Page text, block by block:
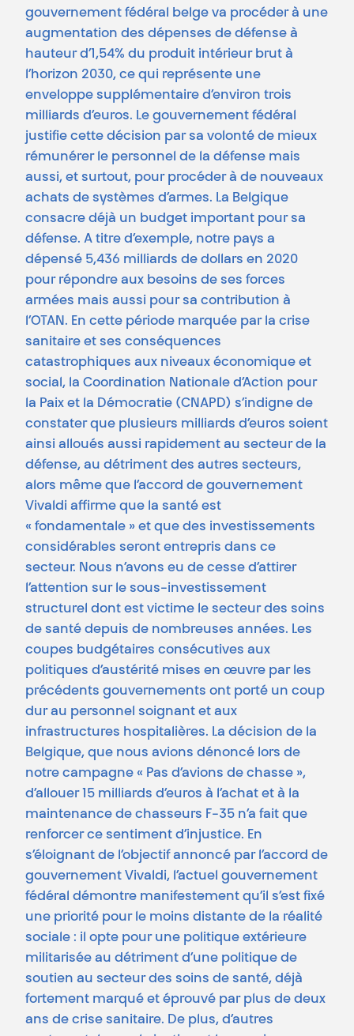
gouvernement fédéral belge va procéder à une
augmentation des dépenses de défense à
hauteur d’1,54% du produit intérieur brut à
l’horizon 2030, ce qui représente une
enveloppe supplémentaire d’environ trois
milliards d’euros. Le gouvernement fédéral
justifie cette décision par sa volonté de mieux
rémunérer le personnel de la défense mais
aussi, et surtout, pour procéder à de nouveaux
achats de systèmes d’armes. La Belgique
consacre déjà un budget important pour sa
défense. A titre d’exemple, notre pays a
dépensé 5,436 milliards de dollars en 2020
pour répondre aux besoins de ses forces
armées mais aussi pour sa contribution à
l’OTAN. En cette période marquée par la crise
sanitaire et ses conséquences
catastrophiques aux niveaux économique et
social, la Coordination Nationale d’Action pour
la Paix et la Démocratie (CNAPD) s’indigne de
constater que plusieurs milliards d’euros soient
ainsi alloués aussi rapidement au secteur de la
défense, au détriment des autres secteurs,
alors même que l’accord de gouvernement
Vivaldi affirme que la santé est
« fondamentale » et que des investissements
considérables seront entrepris dans ce
secteur. Nous n’avons eu de cesse d’attirer
l’attention sur le sous-investissement
structurel dont est victime le secteur des soins
de santé depuis de nombreuses années. Les
coupes budgétaires consécutives aux
politiques d’austérité mises en œuvre par les
précédents gouvernements ont porté un coup
dur au personnel soignant et aux
infrastructures hospitalières. La décision de la
Belgique, que nous avions dénoncé lors de
notre campagne « Pas d’avions de chasse »,
d’allouer 15 milliards d’euros à l’achat et à la
maintenance de chasseurs F-35 n’a fait que
renforcer ce sentiment d’injustice. En
s’éloignant de l’objectif annoncé par l’accord de
gouvernement Vivaldi, l’actuel gouvernement
fédéral démontre manifestement qu’il s’est fixé
une priorité pour le moins distante de la réalité
sociale : il opte pour une politique extérieure
militarisée au détriment d’une politique de
soutien au secteur des soins de santé, déjà
fortement marqué et éprouvé par plus de deux
ans de crise sanitaire. De plus, d’autres